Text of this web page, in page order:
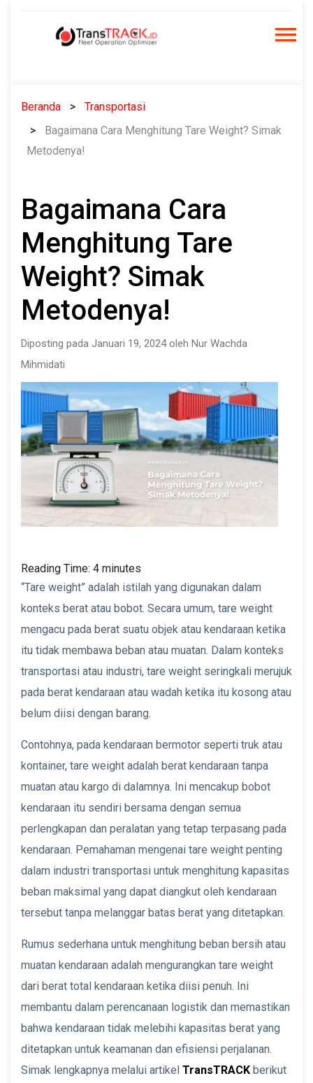
Beranda
Transportasi
Bagaimana Cara Menghitung Tare Weight? Simak
Metodenya!
Bagaimana Cara
Menghitung Tare
Weight? Simak
Metodenya!
Diposting pada Januari 19, 2024 oleh Nur Wachda
Mihmidati
Reading Time: 4 minutes
“Tare weight” adalah istilah yang digunakan dalam
konteks berat atau bobot. Secara umum, tare weight
mengacu pada berat suatu objek atau kendaraan ketika
itu tidak membawa beban atau muatan. Dalam konteks
transportasi atau industri, tare weight seringkali merujuk
pada berat kendaraan atau wadah ketika itu kosong atau
belum diisi dengan barang.
Contohnya, pada kendaraan bermotor seperti truk atau
kontainer, tare weight adalah berat kendaraan tanpa
muatan atau kargo di dalamnya. Ini mencakup bobot
kendaraan itu sendiri bersama dengan semua
perlengkapan dan peralatan yang tetap terpasang pada
kendaraan. Pemahaman mengenai tare weight penting
dalam industri transportasi untuk menghitung kapasitas
beban maksimal yang dapat diangkut oleh kendaraan
tersebut tanpa melanggar batas berat yang ditetapkan.
Rumus sederhana untuk menghitung beban bersih atau
muatan kendaraan adalah mengurangkan tare weight
dari berat total kendaraan ketika diisi penuh. Ini
membantu dalam perencanaan logistik dan memastikan
bahwa kendaraan tidak melebihi kapasitas berat yang
ditetapkan untuk keamanan dan efisiensi perjalanan.
Simak lengkapnya melalui artikel TransTRACK berikut